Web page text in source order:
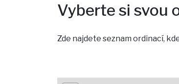
Vyberte si svou
Zde najdete seznam ordinací,